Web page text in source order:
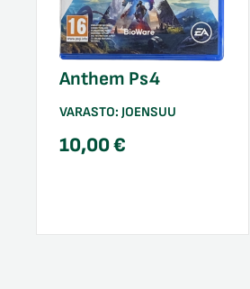
Anthem Ps4
VARASTO: JOENSUU
10,00€